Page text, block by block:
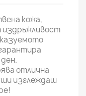
кожа,
отлична
изглеждаш